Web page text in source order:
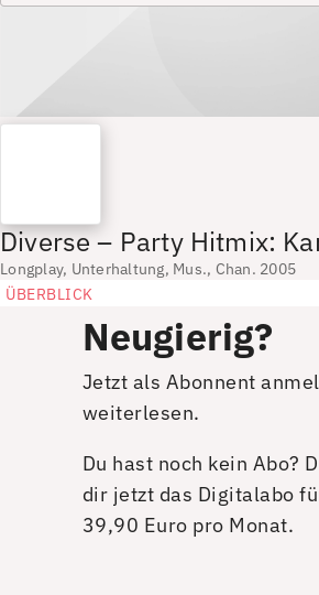
Diverse – Party Hitmix:
Longplay, Unterhaltung, Mus., Chan. 2005
ÜBERBLICK
Neugierig?
Jetzt als Abonnent
weiterlesen.
Du hast noch kein Abo?
dir jetzt das Digitalabo
39,90 Euro pro Monat.